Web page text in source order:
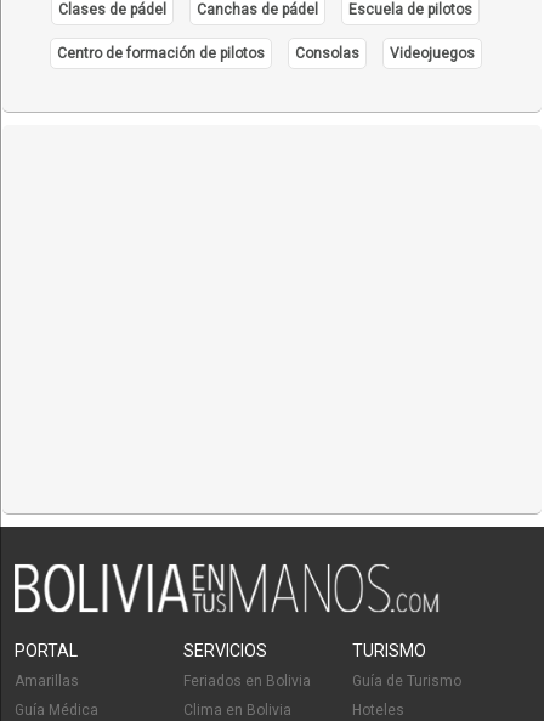
Clases de pádel Canchas de pádel Escuela de pilotos
Centro de formación de pilotos Consolas Videojuegos
PORTAL
Amarillas
Guía Médica
SERVICIOS
Feriados en Bolivia
Clima en Bolivia
TURISMO
Guía de Turismo
Hoteles